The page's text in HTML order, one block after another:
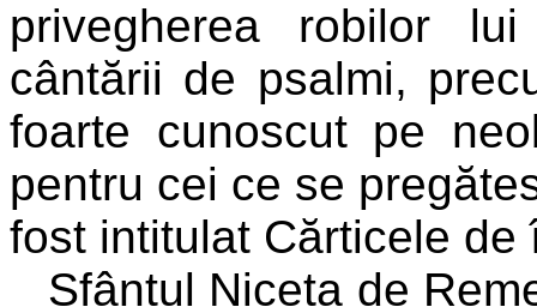
privegherea robilor
cântării de psalmi,
foarte cunoscut pe
pentru cei ce se
fost intitulat Cărticele de
Sfântul Niceta de